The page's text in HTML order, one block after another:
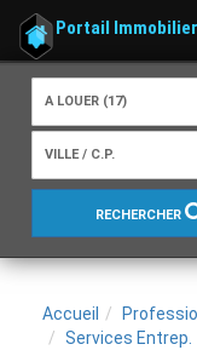
Portail
A LOUER (17)
VILLE / C.P.
RECHERCHER
Accueil
Services Entrep.